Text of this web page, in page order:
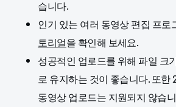
습니다.
인기 있는 여러 동영상 편집 프
토리얼을 확인해 보세요.
성공적인 업로드를 위해 파일 크
로 유지하는 것이 좋습니다. 또한
동영상 업로드는 지원되지 않습